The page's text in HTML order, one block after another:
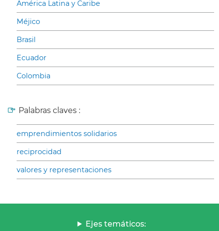
América Latina y Caribe
Méjico
Brasil
Ecuador
Colombia
Palabras claves :
emprendimientos solidarios
reciprocidad
valores y representaciones
Ejes temáticos: